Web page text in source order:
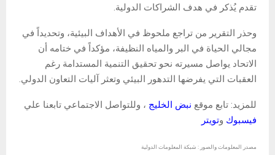
تقدم يُذكر في هدف الشراكات الدولية.
وحذر التقرير من تراجع ملحوظ في الأهداف البيئية، وتحديداً في
مجالي الحياة في البر والمياه النظيفة، مؤكداً في ختامه أن
الاتحاد يواصل مسيرته نحو تحقيق التنمية المستدامة رغم
العقبات التي يفرضها التدهور البيئي وتعثر آليات التعاون الدولي.
للمزيد: تابع موقع نبض الخليج ، وللتواصل الاجتماعي تابعنا علي
فيسبوك وتويتر
مصدر المعلومات والصور : شبكة المعلومات الدولية